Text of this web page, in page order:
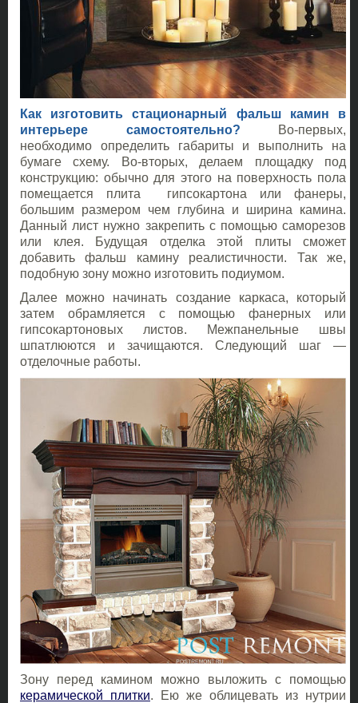
Как изготовить стационарный фальш камин в
интерьере самостоятельно? Во-первых,
необходимо определить габариты и выполнить на
бумаге схему. Во-вторых, делаем площадку под
конструкцию: обычно для этого на поверхность пола
помещается плита гипсокартона или фанеры,
большим размером чем глубина и ширина камина.
Данный лист нужно закрепить с помощью саморезов
или клея. Будущая отделка этой плиты сможет
добавить фальш камину реалистичности. Так же,
подобную зону можно изготовить подиумом.
Далее можно начинать создание каркаса, который
затем обрамляется с помощью фанерных или
гипсокартоновых листов. Межпанельные швы
шпатлюются и зачищаются. Следующий шаг —
отделочные работы.
Зону перед камином можно выложить с помощью
керамической плитки. Ею же облицевать из нутрии